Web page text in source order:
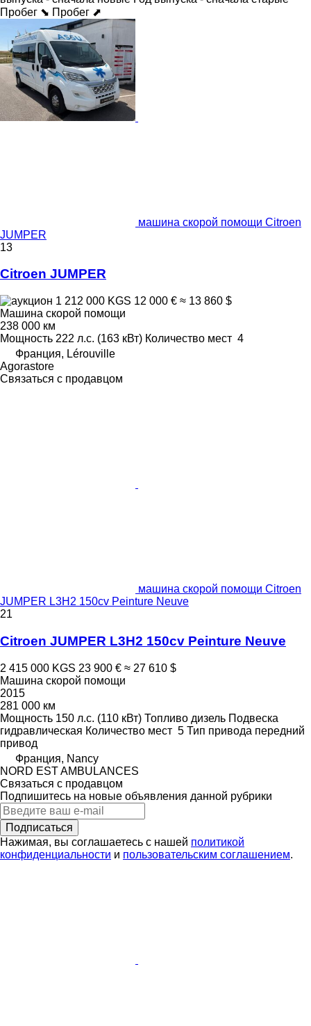
Пробег ⬊ Пробег ⬈
машина скорой помощи Citroen
JUMPER
13
Citroen JUMPER
1 212 000 KGS 12 000 € ≈ 13 860 $
Машина скорой помощи
238 000 км
Мощность 222 л.с. (163 кВт) Количество мест 4
Франция, Lérouville
Agorastore
Связаться с продавцом
машина скорой помощи Citroen
JUMPER L3H2 150cv Peinture Neuve
21
Citroen JUMPER L3H2 150cv Peinture Neuve
2 415 000 KGS 23 900 € ≈ 27 610 $
Машина скорой помощи
2015
281 000 км
Мощность 150 л.с. (110 кВт) Топливо дизель Подвеска
гидравлическая Количество мест 5 Тип привода передний
привод
Франция, Nancy
NORD EST AMBULANCES
Связаться с продавцом
Подпишитесь на новые объявления данной рубрики
Подписаться
Нажимая, вы соглашаетесь с нашей политикой
конфиденциальности и пользовательским соглашением.